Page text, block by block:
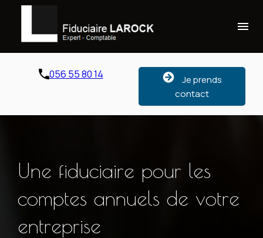
menu
056 55 80 14
Je prends
contact
Une fiduciaire pour les
comptes annuels de votre
entreprise
Panneau de gestion des cookies